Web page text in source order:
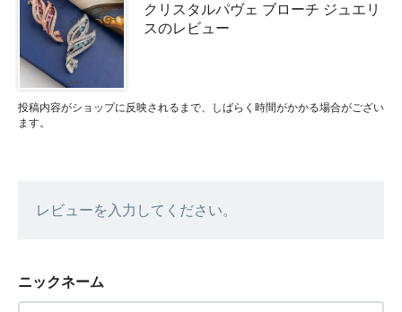
クリスタルパヴェ ブローチ ジュエリ
スのレビュー
投稿内容がショップに反映されるまで、しばらく時間がかかる場合がござい
ます。
レビューを入力してください。
ニックネーム